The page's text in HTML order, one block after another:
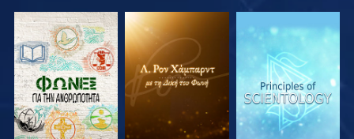
ΕΞΕΡΕΥΝΗΣΤΕ
ΤΗ ΣΕΙΡΑ
ΕΞΕΡΕΥΝΗΣΤΕ
ΤΗ ΣΕΙΡΑ
ΕΞΕΡΕΥΝΗΣΤΕ
ΤΗ ΣΕΙΡΑ